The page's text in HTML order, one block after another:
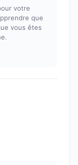
votre
que
vous êtes